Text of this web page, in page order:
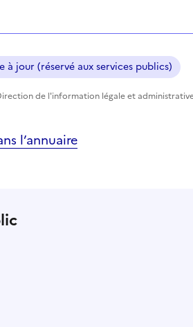
à jour (réservé aux services publics)
de l'information légale et
l’annuaire